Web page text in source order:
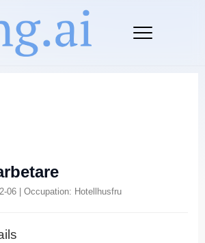
06 | Occupation: Hotellhusfru